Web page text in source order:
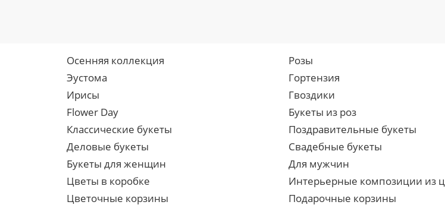
Осенняя коллекция Розы
Эустома
Гортензия
Ирисы
Гвоздики
Flower Day
Букеты из роз
Классические букеты
Поздравительные букеты
Деловые букеты
Свадебные букеты
Букеты для женщин
Для мужчин
Цветы в коробке
Интерьерные композиции из
Цветочные корзины
Подарочные корзины